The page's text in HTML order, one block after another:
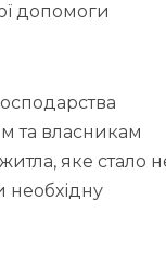
допомоги
та власникам
яке стало